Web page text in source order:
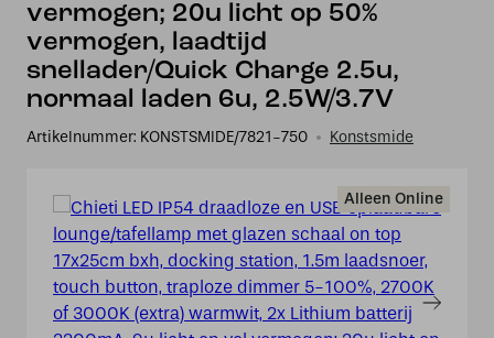
vermogen; 20u licht op 50%
vermogen, laadtijd
snellader/Quick Charge 2.5u,
normaal laden 6u, 2.5W/3.7V
Artikelnummer: KONSTSMIDE/7821-750 Konstsmide
Alleen Online